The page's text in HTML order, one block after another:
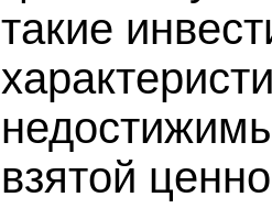
такие
взятой